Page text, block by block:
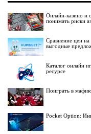
Онлайн-казино и
понимать риски
Сравнение цен на
выгодные
Каталог онлайн
ресурсе
Поиграть в
Pocket Option: